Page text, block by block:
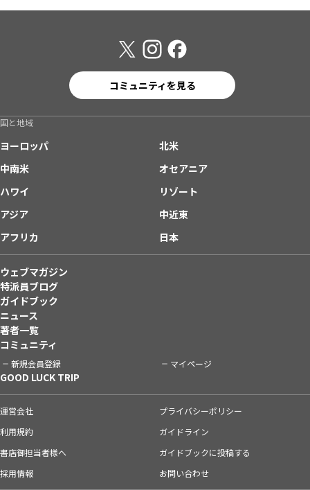
コミュニティを見る
国と地域
ヨーロッパ
北米
中南米
オセアニア
ハワイ
リゾート
アジア
中近東
アフリカ
日本
ウェブマガジン
特派員ブログ
ガイドブック
ニュース
著者一覧
コミュニティ
新規会員登録 マイページ
GOOD LUCK TRIP
運営会社
プライバシーポリシー
利用規約
ガイドライン
書店御担当者様へ
ガイドブックに投稿する
採用情報
お問い合わせ